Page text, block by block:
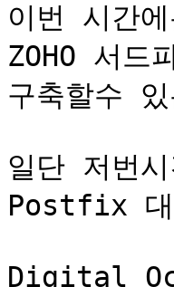
이번 시간
ZOHO 서
구축할수
일단 저번
Postfix 대
Digital